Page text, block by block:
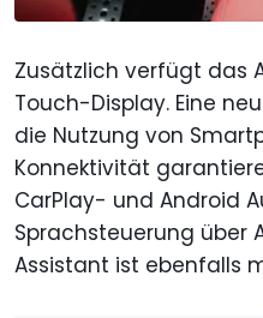
Zusätzlich verfügt das
Touch-Display. Eine
die Nutzung von
Konnektivität
CarPlay- und Android
Sprachsteuerung über
Assistant ist ebenfalls